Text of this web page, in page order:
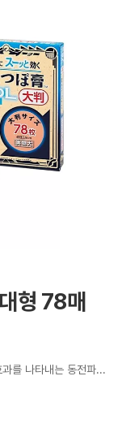
형 78매
괴로운 요통, 어깨 결림, 관절통, 근육통에 뛰어난 효과를 나타내는 동전파스 쿨 대형 타입!